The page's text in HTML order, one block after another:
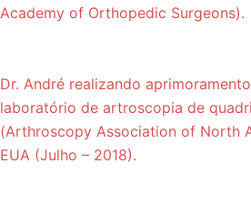
Academy of Orthopedic Surgeons).
Dr. André realizando
laboratório de artroscopia de
(Arthroscopy Association of North
EUA (Julho – 2018).